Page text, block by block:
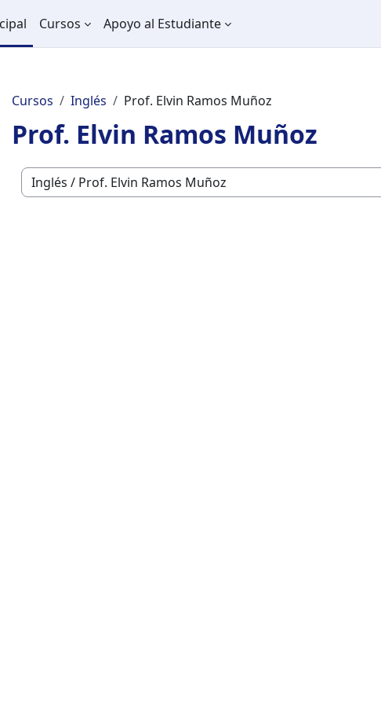
Cursos Apoyo al Estudiante
Cursos Inglés Prof. Elvin Ramos Muñoz
Prof. Elvin Ramos Muñoz
Categorías